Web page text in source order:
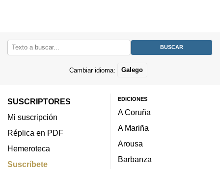
Cambiar idioma: Galego
SUSCRIPTORES
Mi suscripción
Réplica en PDF
Hemeroteca
Suscríbete
EDICIONES
A Coruña
A Mariña
Arousa
Barbanza